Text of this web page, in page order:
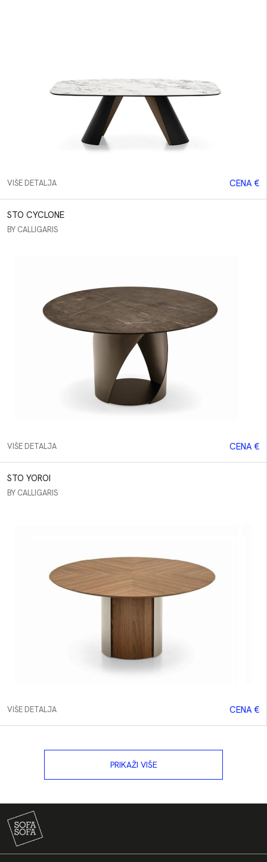
VIŠE DETALJA CENA €
STO CYCLONE
BY CALLIGARIS
VIŠE DETALJA CENA €
STO YOROI
BY CALLIGARIS
VIŠE DETALJA CENA €
PRIKAŽI VIŠE